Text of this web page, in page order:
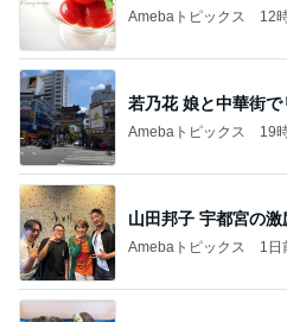
Amebaトピックス 12
若乃花 娘と中華街で
Amebaトピックス 19
山田邦子 宇都宮の
Amebaトピックス 1日